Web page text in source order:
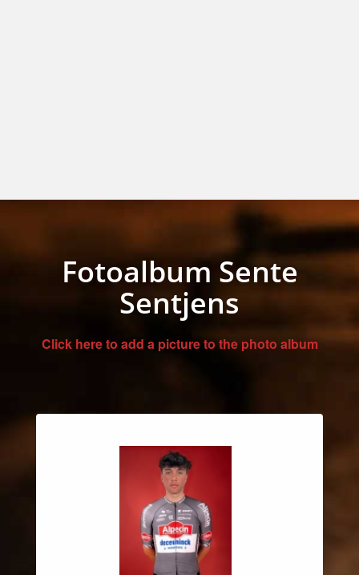
Fotoalbum Sente
Sentjens
Click here to add a picture to the photo album